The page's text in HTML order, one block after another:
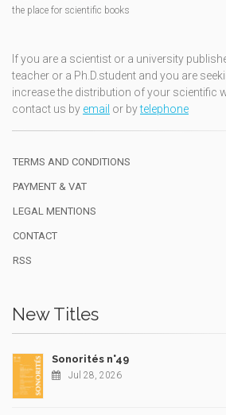
the place for scientific books
If you are a scientist or a university
teacher or a Ph.D.student and you are
increase the distribution of your scientific
contact us by email or bytelephone
TERMS AND CONDITIONS
PAYMENT & VAT
LEGAL MENTIONS
CONTACT
RSS
New Titles
Sonorités n°49
Jul 28, 2026